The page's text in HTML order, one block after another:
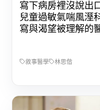
寫下病房裡沒說出
兒童過敏氣喘風溼
寫與渴望被理解的
敘事醫學 林思偕